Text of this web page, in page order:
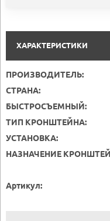
ХАРАКТЕРИСТИКИ
ПРОИЗВОДИТЕЛЬ:
СТРАНА:
БЫСТРОСЪЕМНЫЙ:
ТИП КРОНШТЕЙНА:
УСТАНОВКА:
НАЗНАЧЕНИЕ
Артикул: